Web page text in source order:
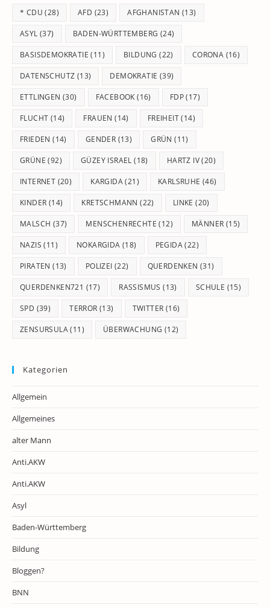
* CDU (28) AFD (23) AFGHANISTAN (13)
ASYL (37) BADEN-WÜRTTEMBERG (24)
BASISDEMOKRATIE (11) BILDUNG (22) CORONA (16)
DATENSCHUTZ (13) DEMOKRATIE (39)
ETTLINGEN (30) FACEBOOK (16) FDP(17)
FLUCHT (14) FRAUEN (14) FREIHEIT(14)
FRIEDEN (14) GENDER (13) GRÜN (11)
GRÜNE (92) GÜZEY ISRAEL (18) HARTZ IV(20)
INTERNET (20) KARGIDA(21) KARLSRUHE (46)
KINDER (14) KRETSCHMANN (22) LINKE (20)
MALSCH (37) MENSCHENRECHTE (12) MÄNNER (15)
NAZIS (11) NOKARGIDA (18) PEGIDA(22)
PIRATEN (13) POLIZEI (22) QUERDENKEN (31)
QUERDENKEN721 (17) RASSISMUS (13) SCHULE (15)
SPD (39) TERROR (13) TWITTER (16)
ZENSURSULA(11) ÜBERWACHUNG (12)
Kategorien
Allgemein
Allgemeines
alter Mann
Anti.AKW
Anti.AKW
Asyl
Baden-Württemberg
Bildung
Bloggen?
BNN